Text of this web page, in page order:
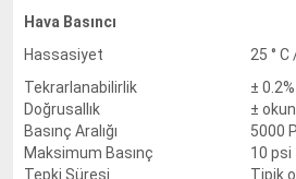
Hava Basıncı
Hassasiyet
25 °
Tekrarlanabilirlik
±
Doğrusallık
±
Basınç Aralığı
5000
Maksimum Basınç
10 psi
Tepki Süresi
Tipik